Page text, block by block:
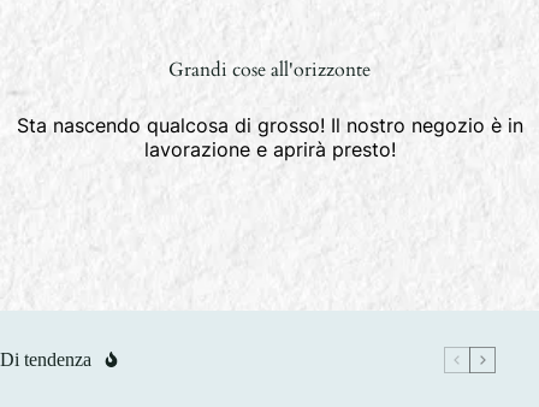
Grandi cose all'orizzonte
Sta nascendo qualcosa di grosso! Il nostro negozio è in
lavorazione e aprirà presto!
Di tendenza